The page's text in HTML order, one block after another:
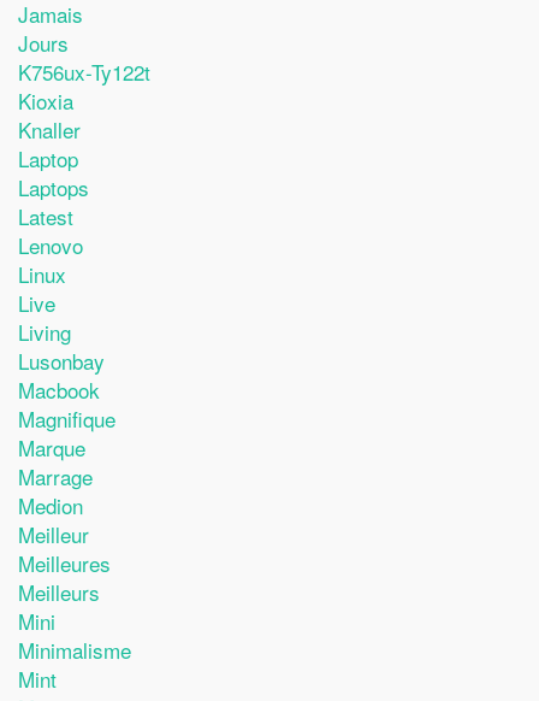
Jamais
Jours
K756ux-Ty122t
Kioxia
Knaller
Laptop
Laptops
Latest
Lenovo
Linux
Live
Living
Lusonbay
Macbook
Magnifique
Marque
Marrage
Medion
Meilleur
Meilleures
Meilleurs
Mini
Minimalisme
Mint